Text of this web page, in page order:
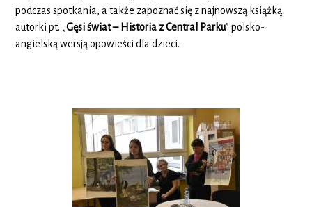
podczas spotkania, a także zapoznać się z najnowszą książką
autorki pt. „Gęsi świat – Historia z Central Parku” polsko-
angielską wersją opowieści dla dzieci.